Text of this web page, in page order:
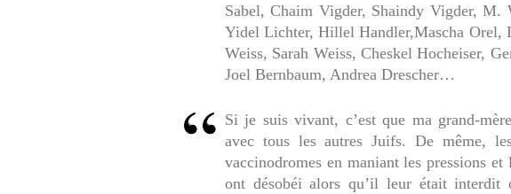
Sabel, Chaim Vigder, Shaindy Vigder, M.
Yidel Lichter, Hillel Handler,Mascha Orel,
Weiss, Sarah Weiss, Cheskel Hocheiser,
Joel Bernbaum, Andrea Drescher…
Si je suis vivant, c’est que ma grand-
avec tous les autres Juifs. De même,
vaccinodromes en maniant les pressions
ont désobéi alors qu’il leur était interdit